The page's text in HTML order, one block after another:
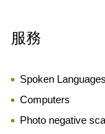
服務
Spoken
Computers
Photo negative